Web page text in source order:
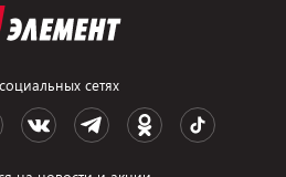
сетях